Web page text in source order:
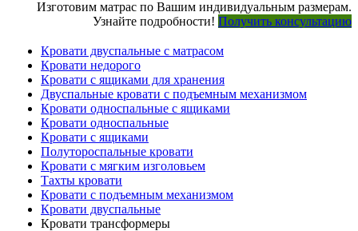
Изготовим матрас по Вашим индивидуальным размерам.
Узнайте подробности! Получить консультацию
Кровати двуспальные с матрасом
Кровати недорого
Кровати с ящиками для хранения
Двуспальные кровати с подъемным механизмом
Кровати односпальные с ящиками
Кровати односпальные
Кровати с ящиками
Полутороспальные кровати
Кровати с мягким изголовьем
Тахты кровати
Кровати с подъемным механизмом
Кровати двуспальные
Кровати трансформеры